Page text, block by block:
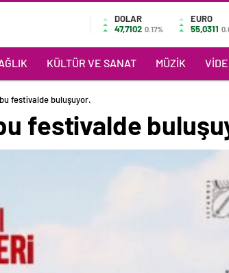
DOLAR
47,7102 0.17%
EURO
55,0311
KÜLTÜR VE SANAT MÜZIK
bu festivalde buluşuyor.
bu festivalde